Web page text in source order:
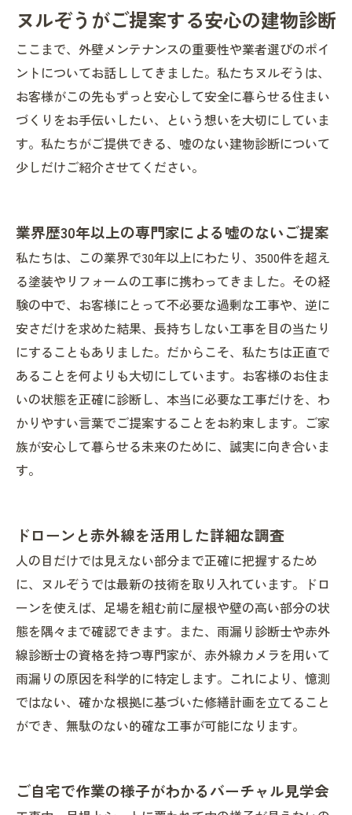
ヌルぞうがご提案する安心の建物診断
ここまで、外壁メンテナンスの重要性や業者選びのポイ
ントについてお話ししてきました。私たちヌルぞうは、
お客様がこの先もずっと安心して安全に暮らせる住まい
づくりをお手伝いしたい、という想いを大切にしていま
す。私たちがご提供できる、嘘のない建物診断について
少しだけご紹介させてください。
業界歴30年以上の専門家による嘘のないご提案
私たちは、この業界で30年以上にわたり、3500件を超え
る塗装やリフォームの工事に携わってきました。その経
験の中で、お客様にとって不必要な過剰な工事や、逆に
安さだけを求めた結果、長持ちしない工事を目の当たり
にすることもありました。だからこそ、私たちは正直で
あることを何よりも大切にしています。お客様のお住ま
いの状態を正確に診断し、本当に必要な工事だけを、わ
かりやすい言葉でご提案することをお約束します。ご家
族が安心して暮らせる未来のために、誠実に向き合いま
す。
ドローンと赤外線を活用した詳細な調査
人の目だけでは見えない部分まで正確に把握するため
に、ヌルぞうでは最新の技術を取り入れています。ドロ
ーンを使えば、足場を組む前に屋根や壁の高い部分の状
態を隅々まで確認できます。また、雨漏り診断士や赤外
線診断士の資格を持つ専門家が、赤外線カメラを用いて
雨漏りの原因を科学的に特定します。これにより、憶測
ではない、確かな根拠に基づいた修繕計画を立てること
ができ、無駄のない的確な工事が可能になります。
ご自宅で作業の様子がわかるバーチャル見学会